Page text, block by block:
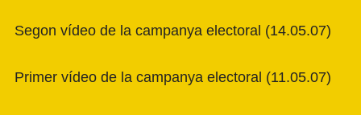
Segon vídeo de la campanya electoral (14.05.07)
Primer vídeo de la campanya electoral (11.05.07)